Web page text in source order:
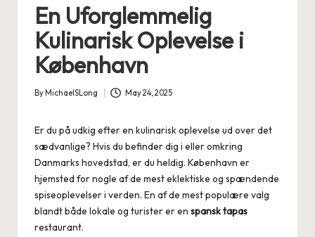
En Uforglemmelig
Kulinarisk Oplevelse i
København
Posted
By MichaelSLong May 24, 2025
Er du på udkig efter en kulinarisk oplevelse ud over det
sædvanlige? Hvis du befinder dig i eller omkring
Danmarks hovedstad, er du heldig. København er
hjemsted for nogle af de mest eklektiske og spændende
spiseoplevelser i verden. En af de mest populære valg
blandt både lokale og turister er en spansk tapas
restaurant.